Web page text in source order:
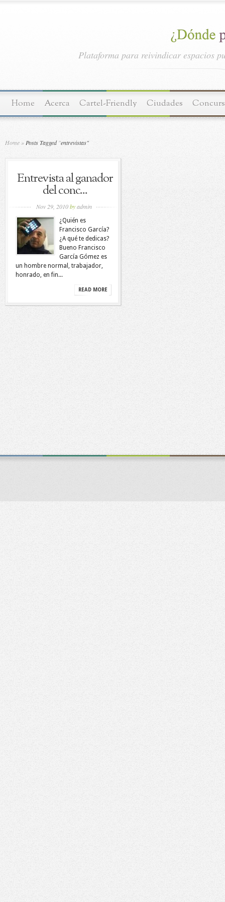
Plataforma para reivindicar espacios
Home Acerca Cartel-Friendly Ciudades
Home » Posts Tagged "entrevistas"
Entrevista al ganador
del conc...
Nov 29, 2010by admin
¿Quién es
Francisco García?
¿A qué te dedicas?
Bueno Francisco
García Gómez es
un hombre normal, trabajador,
honrado, en fin...
READ MORE